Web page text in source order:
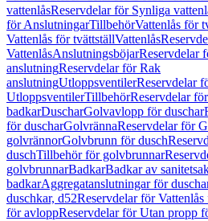
vattenlåsReservdelar för Synliga
för AnslutningarTillbehörVattenlås för
Vattenlås för tvättställVattenlås
VattenlåsAnslutningsböjarReservdelar
anslutningReservdelar för Rak
anslutningUtloppsventilerReservdelar
UtloppsventilerTillbehörReservdelar
badkarDuscharGolvavlopp för duschar
för duscharGolvrännaReservdelar för
golvrännorGolvbrunn för dusch
duschTillbehör för golvbrunnar
golvbrunnarBadkarBadkar av
badkarAggregatanslutningar för
duschkar, d52Reservdelar för
för avloppReservdelar för Utan propp